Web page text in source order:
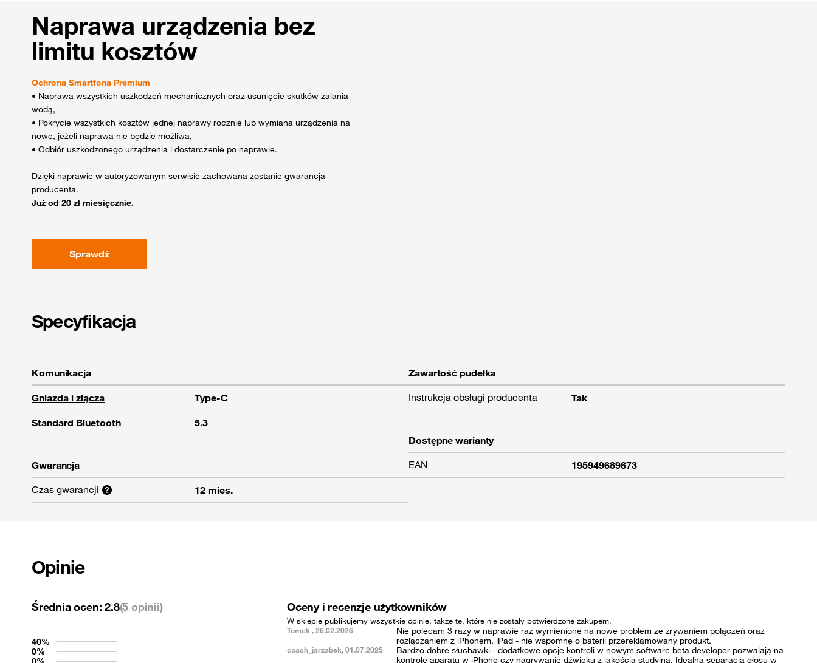
Naprawa urządzenia bez
limitu kosztów
Ochrona Smartfona Premium
• Naprawa wszystkich uszkodzeń mechanicznych oraz usunięcie skutków zalania
wodą,
• Pokrycie wszystkich kosztów jednej naprawy rocznie lub wymiana urządzenia na
nowe, jeżeli naprawa nie będzie możliwa,
• Odbiór uszkodzonego urządzenia i dostarczenie po naprawie.
Dzięki naprawie w autoryzowanym serwisie zachowana zostanie gwarancja
producenta.
Już od 20 zł miesięcznie.
Sprawdź
Specyfikacja
Komunikacja
Gniazda i złącza Type-C
Standard Bluetooth 5.3
Gwarancja
Czas gwarancji
12 mies.
Zawartość pudełka
Instrukcja obsługi producenta
Tak
Dostępne warianty
EAN
195949689673
Opinie
Średnia ocen:2.8(5 opinii)
40%
0%
Oceny i recenzje użytkowników
W sklepie publikujemy wszystkie opinie, także te, które nie zostały potwierdzone zakupem.
Tomek , 26.02.2026
Nie polecam 3 razy w naprawie raz wymienione na nowe problem ze zrywaniem połączeń oraz
rozłączaniem z iPhonem, iPad - nie wspomnę o baterii przereklamowany produkt.
coach_jarzabek, 01.07.2025
Bardzo dobre słuchawki - dodatkowe opcje kontroli w nowym software beta developer pozwalają na
kontrolę aparatu w iPhone czy nagrywanie dźwięku z jakością studyjną. Idealna separacja głosu w